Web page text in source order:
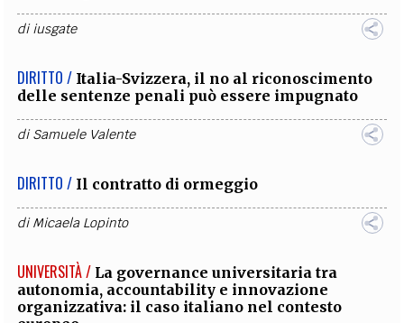
diiusgate
DIRITTO / Italia-Svizzera, il no al riconoscimento
delle sentenze penali può essere impugnato
diSamuele Valente
DIRITTO / Il contratto di ormeggio
diMicaela Lopinto
UNIVERSITÀ / La governance universitaria tra
autonomia, accountability e innovazione
organizzativa: il caso italiano nel contesto